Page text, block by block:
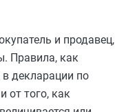
и продавец,
Правила, как
декларации по
от того, как